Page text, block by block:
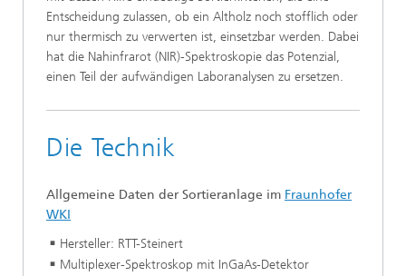
Entscheidung zulassen, ob ein Altholz noch stofflich oder
nur thermisch zu verwerten ist, einsetzbar werden. Dabei
hat die Nahinfrarot (NIR)-Spektroskopie das Potenzial,
einen Teil der aufwändigen Laboranalysen zu ersetzen.
Die Technik
Allgemeine Daten der Sortieranlage im Fraunhofer
WKI
Hersteller: RTT-Steinert
Multiplexer-Spektroskop mit InGaAs-Detektor